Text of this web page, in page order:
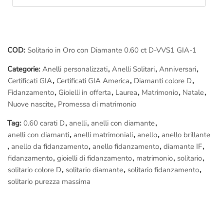
viene creato appositamente a mano per te, èunico.
Se vuoi provare veramente cosa significa ilMade in Italypuoi
anche assistere in diretta alle fasi della lavorazione del tuo
gioiello: siedi di fianco al Maestro orafoincaricato del tuo
lavoro, lo seguirai passo passo nelle fasi della
Ovviamente puoifotografare e filmaretutto, allegare il
materiale fotografico al tuoregalolo renderà senza dubbio
unico, inimitabile..
Raggiungerci è facilissimo:
COD: Solitario in Oro con Diamante 0.60 ct D-VVS1 GIA-1
Categorie: Anelli personalizzati, Anelli Solitari, Anniversari,
Certificati GIA, Certificati GIA America, Diamanti colore D,
Fidanzamento, Gioielli in offerta, Laurea, Matrimonio, Natale,
Nuove nascite, Promessa di matrimonio
Tag: 0.60 carati D, anelli, anelli con diamante,
anelli con diamanti, anelli matrimoniali, anello, anello brillante
, anello da fidanzamento, anello fidanzamento, diamante IF,
fidanzamento, gioielli di fidanzamento, matrimonio, solitario,
solitario colore D, solitario diamante, solitario fidanzamento,
solitario purezza massima